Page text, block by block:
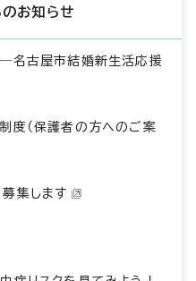
お知らせ
名古屋市結婚新生活応援
度（保護者の方へのご案
集します